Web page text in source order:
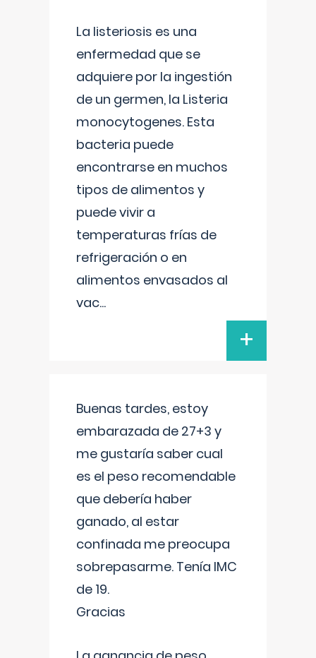
La listeriosis es una
enfermedad que se
adquiere por la ingestión
de un germen, la Listeria
monocytogenes. Esta
bacteria puede
encontrarse en muchos
tipos de alimentos y
puede vivir a
temperaturas frías de
refrigeración o en
alimentos envasados al
vac...
+
Buenas tardes, estoy
embarazada de 27+3 y
me gustaría saber cual
es el peso recomendable
que debería haber
ganado, al estar
confinada me preocupa
sobrepasarme. Tenía IMC
de 19.
Gracias